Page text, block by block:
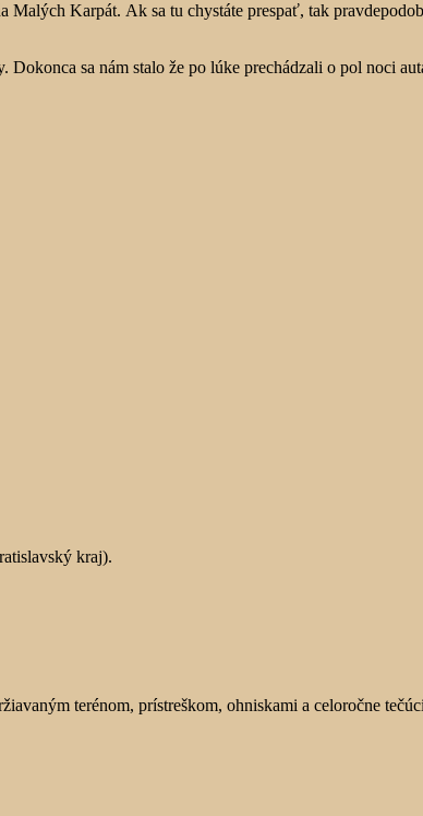
Karpát. Ak sa tu chystáte prespať, tak
sa nám stalo že po lúke prechádzali o pol noci
kraj).
terénom, prístreškom, ohniskami a celoročne